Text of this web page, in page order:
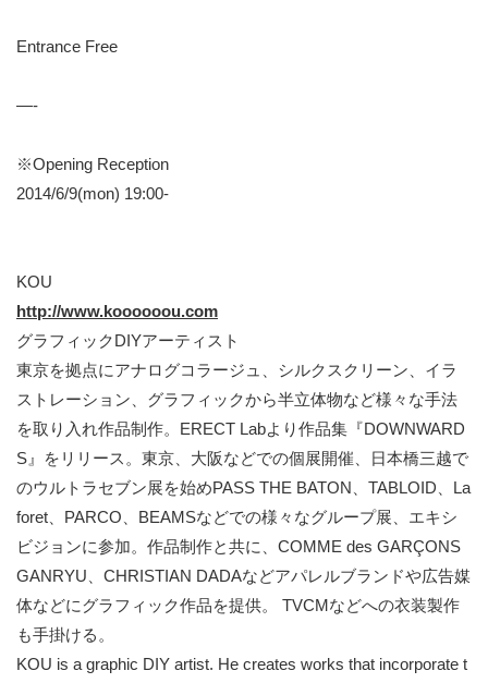
Entrance Free
—-
※Opening Reception
2014/6/9(mon) 19:00-
KOU
http://www.koooooou.com
グラフィックDIYアーティスト
東京を拠点にアナログコラージュ、シルクスクリーン、イラ
ストレーション、グラフィックから半立体物など様々な手法
を取り入れ作品制作。ERECT Labより作品集『DOWNWARD
S』をリリース。東京、大阪などでの個展開催、日本橋三越で
のウルトラセブン展を始めPASS THE BATON、TABLOID、La
foret、PARCO、BEAMSなどでの様々なグループ展、エキシ
ビジョンに参加。作品制作と共に、COMME des GARÇONS
GANRYU、CHRISTIAN DADAなどアパレルブランドや広告媒
体などにグラフィック作品を提供。 TVCMなどへの衣装製作
も手掛ける。
KOU is a graphic DIY artist. He creates works that incorporate t